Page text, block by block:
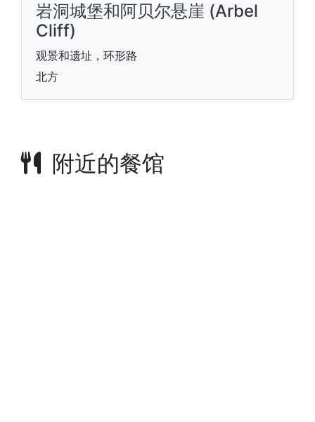
岩洞城堡和阿贝尔悬崖 (Arbel
Cliff)
观景和遗址，环形路
北方
附近的餐馆